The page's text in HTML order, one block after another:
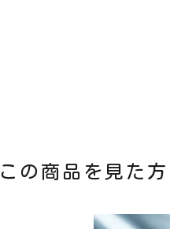
この商品を見た